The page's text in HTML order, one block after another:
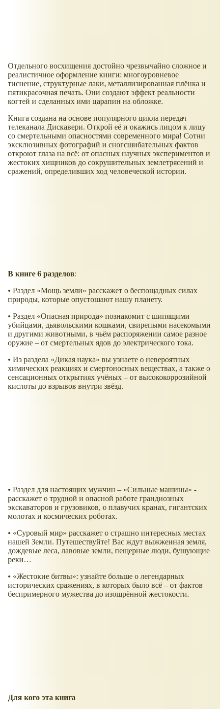
Отдельного восхищения достойно чрезвычайно сложное и
реалистичное оформление книги: многоуровневое
тиснение, структурные лаки, металлизированная плёнка и
пятикрасочная печать. Они создают эффект реальности
когтей и сделанных ими царапин на обложке.
Книга создана на основе популярного цикла передач
телеканала Дискавери. Открой её и окажись лицом к лицу
со смертельными опасностями современного мира! Сотни
эксклюзивных фотографий и сногсшибательных фактов
откроют глаза на всё: от опасных научных экспериментов и
жестоких хищников до сокрушительных землетрясений и
сражений, определивших ход человеческой истории.
В книге 6 разделов:
• Раздел «Мощь земли» расскажет о беспощадных силах
природы, которые опустошают нашу планету.
• Раздел «Опасная природа» познакомит с шипящими
убийцами, дьявольскими кошками, свирепыми насекомыми
и другими животными, в чьём распоряжении самое разное
оружие – от смертельных ядов до электрического тока.
• Из раздела «Дикая наука» вы узнаете о невероятных
химических реакциях и смертоносных веществах, а также о
сенсационных открытиях учёных – от высококоррозийной
кислоты до взрывов внутри звёзд.
• Раздел для настоящих мужчин – «Сильные машины» -
расскажет о трудной и опасной работе грандиозных
экскаваторов и грузовиков, о плавучих кранах, гигантских
молотах и космических роботах.
• «Суровый мир» расскажет о страшно интересных местах
нашей Земли. Путешествуйте! Вас ждут выжженная земля,
дождевые леса, лавовые земли, пещерные люди, бушующие
реки…
• «Жестокие битвы»: узнайте больше о легендарных
исторических сражениях, в которых было всё – от фактов
беспримерного мужества до изощрённой жестокости.
Для кого эта книга